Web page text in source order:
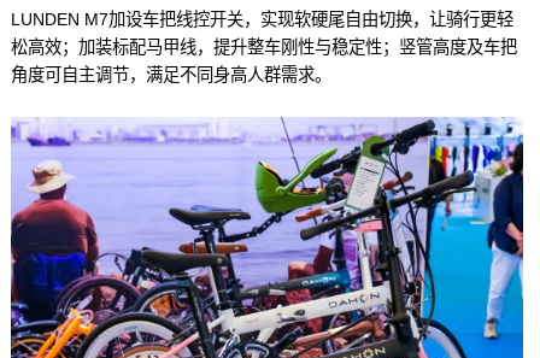
LUNDEN M7加设车把线控开关，实现软硬尾自由切换，让骑行更轻
松高效；加装标配马甲线，提升整车刚性与稳定性；竖管高度及车把
角度可自主调节，满足不同身高人群需求。